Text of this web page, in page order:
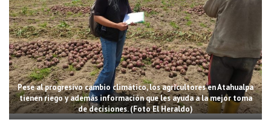
Pese al progresivo cambio climático, los agricultores en Atahualpa
tienen riego y además información que les ayuda a la mejor toma
de decisiones. (Foto El Heraldo)